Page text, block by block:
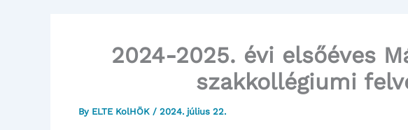
2024-2025. évi elsőéves
szakkollégiumi
By ELTE KolHÖK / 2024. július 22.